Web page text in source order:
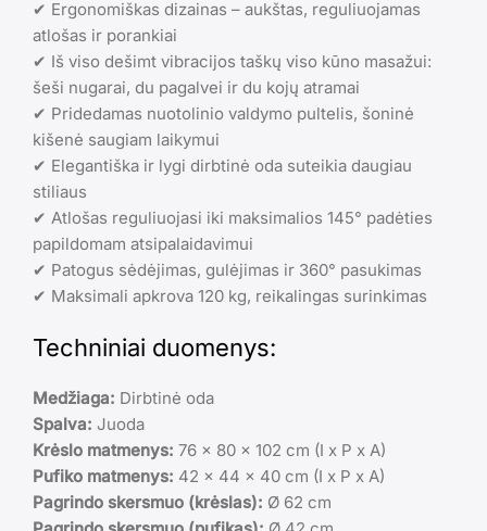
✔ Ergonomiškas dizainas – aukštas, reguliuojamas
atlošas ir porankiai
✔ Iš viso dešimt vibracijos taškų viso kūno masažui:
šeši nugarai, du pagalvei ir du kojų atramai
✔ Pridedamas nuotolinio valdymo pultelis, šoninė
kišenė saugiam laikymui
✔ Elegantiška ir lygi dirbtinė oda suteikia daugiau
stiliaus
✔ Atlošas reguliuojasi iki maksimalios 145° padėties
papildomam atsipalaidavimui
✔ Patogus sėdėjimas, gulėjimas ir 360° pasukimas
✔ Maksimali apkrova 120 kg, reikalingas surinkimas
Techniniai duomenys:
Medžiaga: Dirbtinė oda
Spalva: Juoda
Krėslo matmenys: 76 x 80 x 102 cm (I x P x A)
Pufiko matmenys: 42 x 44 x 40 cm (I x P x A)
Pagrindo skersmuo (krėslas): Ø 62 cm